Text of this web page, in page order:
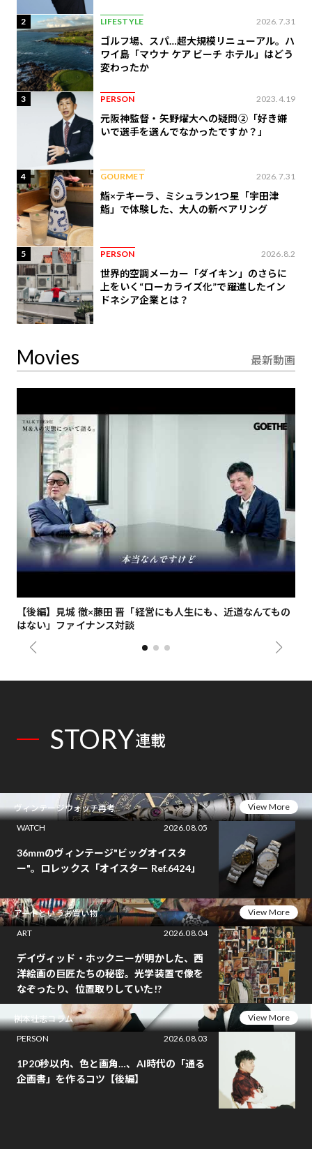
2 LIFESTYLE 2026.7.31
ゴルフ場、スパ…超大規模リニューアル。ハ
ワイ島「マウナ ケア ビーチ ホテル」はどう
変わったか
3 PERSON 2023.4.19
元阪神監督・矢野燿大への疑問②「好き嫌
いで選手を選んでなかったですか？」
4 GOURMET 2026.7.31
鮨×テキーラ、ミシュラン1つ星「宇田津
鮨」で体験した、大人の新ペアリング
5 PERSON 2026.8.2
世界的空調メーカー「ダイキン」のさらに
上をいく“ローカライズ化”で躍進したイン
ドネシア企業とは？
Movies 最新動画
【後編】見城 徹×藤田 晋「経営にも人生にも、近道なんてもの
はない」ファイナンス対談
STORY連載
ヴィンテージウォッチ再考
View More
WATCH
2026.08.05
36mmのヴィンテージ"ビッグオイスタ
ー"。ロレックス「オイスター Ref.6424」
アートというお買い物
View More
ART
2026.08.04
デイヴィッド・ホックニーが明かした、西
洋絵画の巨匠たちの秘密。光学装置で像を
なぞったり、位置取りしていた!?
桝本壮志コラム
View More
PERSON
2026.08.03
1P20秒以内、色と画角…、AI時代の「通る
企画書」を作るコツ【後編】